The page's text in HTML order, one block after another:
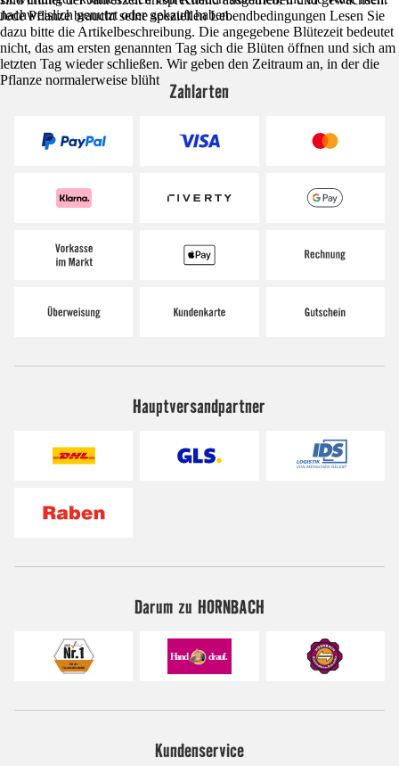
Jede Pflanze braucht seine speziellen Lebendbedingungen Lesen Sie
dazu bitte die Artikelbeschreibung. Die angegebene Blütezeit bedeutet
nicht, das am ersten genannten Tag sich die Blüten öffnen und sich am
letzten Tag wieder schließen. Wir geben den Zeitraum an, in der die
Pflanze normalerweise blüht
nachweislich genutzt oder gekauft haben.
Zahlarten
Hauptversandpartner
Darum zu HORNBACH
Kundenservice